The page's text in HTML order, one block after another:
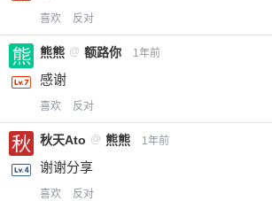
喜欢 反对
熊熊 @ 额路你 1年前
感谢
喜欢 反对
秋天Ato @ 熊熊 1年前
谢谢分享
喜欢 反对